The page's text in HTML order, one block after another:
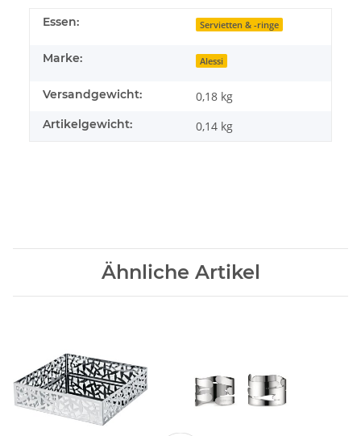
Essen: Servietten & -ringe
Marke: Alessi
Versandgewicht: 0,18 kg
Artikelgewicht: 0,14 kg
Ähnliche Artikel